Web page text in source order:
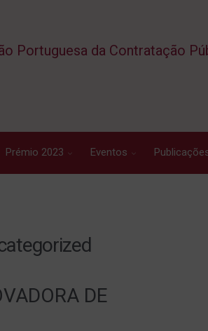
Portuguesa da Contratação
Prémio 2023 Eventos
DE